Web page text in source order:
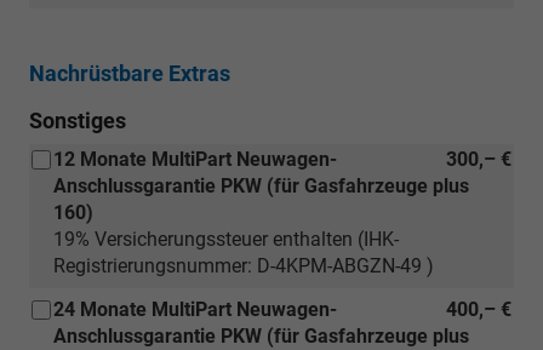
Nachrüstbare Extras
Sonstiges
300,– €
12 Monate MultiPart Neuwagen-
Anschlussgarantie PKW (für Gasfahrzeuge plus
160)
19% Versicherungssteuer enthalten (IHK-
Registrierungsnummer: D-4KPM-ABGZN-49 )
400,– €
24 Monate MultiPart Neuwagen-
Anschlussgarantie PKW (für Gasfahrzeuge plus